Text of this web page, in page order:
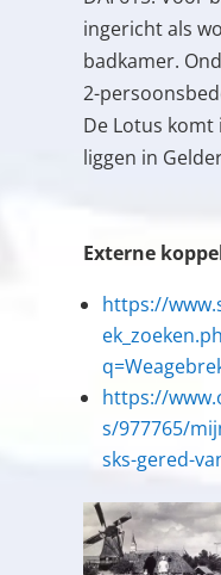
ingericht als
badkamer.
2-
De Lotus
liggen in
Externe
https://
https://
s/977765/
sks-gered-